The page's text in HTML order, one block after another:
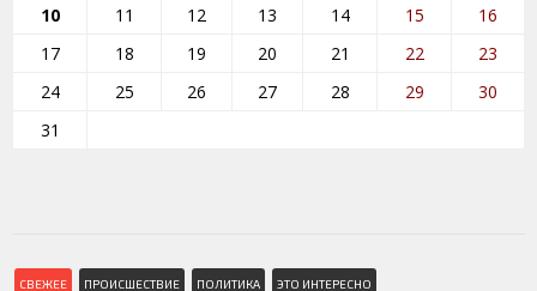
10
11 12 13 14 15
16
17
18 19 20 21 22
23
24
25 26 27 28 29
30
31
СВЕЖЕЕ ПРОИСШЕСТВИЕ ПОЛИТИКА ЭТО ИНТЕРЕСНО